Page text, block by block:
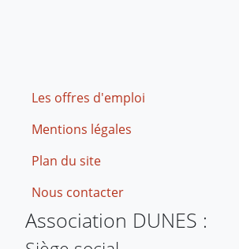
Footer
Les offres d'emploi
Mentions légales
Plan du site
Nous contacter
Association DUNES :